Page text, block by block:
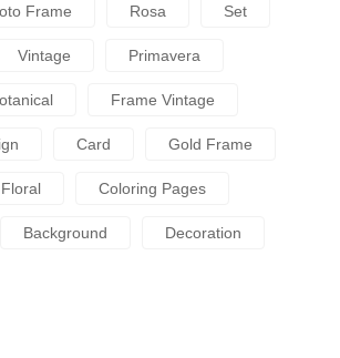
Frame Rosa Set
Vintage Primavera
Frame Vintage
Card Gold Frame
Floral Coloring Pages
Background Decoration